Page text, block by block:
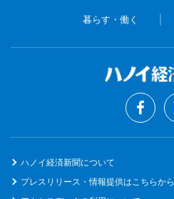
暮らす・働く
ハノイ経済新聞について
プレスリリース・情報提供はこちらから